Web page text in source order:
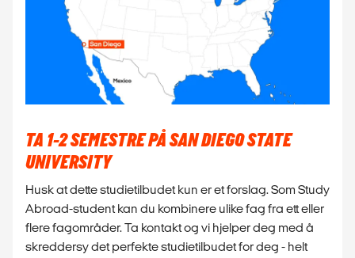
TA 1-2 SEMESTRE PÅ SAN DIEGO STATE
UNIVERSITY
Husk at dette studietilbudet kun er et forslag. Som Study
Abroad-student kan du kombinere ulike fag fra ett eller
flere fagområder. Ta kontakt og vi hjelper deg med å
skreddersy det perfekte studietilbudet for deg - helt